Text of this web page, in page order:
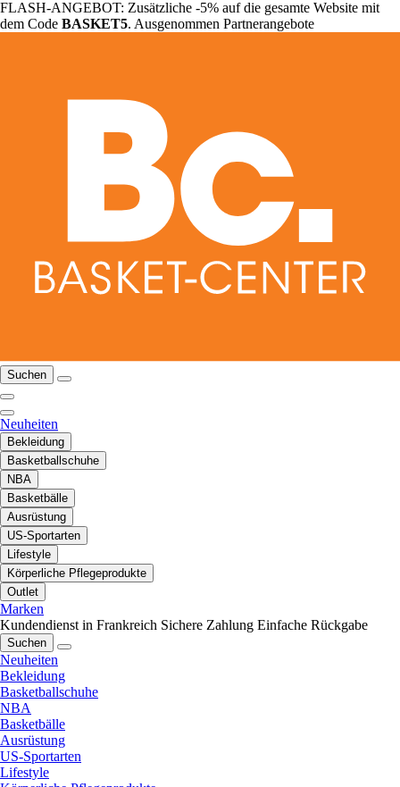
FLASH-ANGEBOT: Zusätzliche -5% auf die gesamte Website mit
dem Code BASKET5. Ausgenommen Partnerangebote
Suchen
Neuheiten
Bekleidung
Basketballschuhe
NBA
Basketbälle
Ausrüstung
US-Sportarten
Lifestyle
Körperliche Pflegeprodukte
Outlet
Marken
Kundendienst in Frankreich Sichere Zahlung Einfache Rückgabe
Suchen
Neuheiten
Bekleidung
Basketballschuhe
NBA
Basketbälle
Ausrüstung
US-Sportarten
Lifestyle